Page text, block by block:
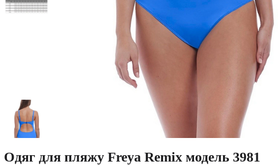
Одяг для пляжу Freya Remix модель 3981